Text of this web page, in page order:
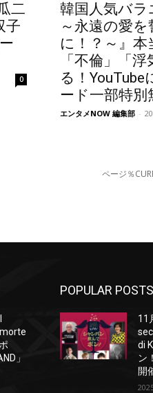
二
子
0
韓国人気バ
～永遠の愛
に！？～』
「不倫」「
る！YouTube
ード一部特別
エンタメNOW 編集部 -
ページ％
」
POPULAR POSTS
11
di
ン
開